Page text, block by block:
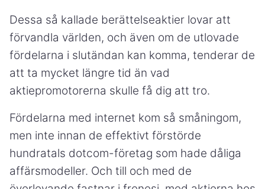
Dessa så kallade berättelseaktier lovar att
förvandla världen, och även om de utlovade
fördelarna i slutändan kan komma, tenderar de
att ta mycket längre tid än vad
aktiepromotorerna skulle få dig att tro.
Fördelarna med internet kom så småningom,
men inte innan de effektivt förstörde
hundratals dotcom-företag som hade dåliga
affärsmodeller. Och till och med de